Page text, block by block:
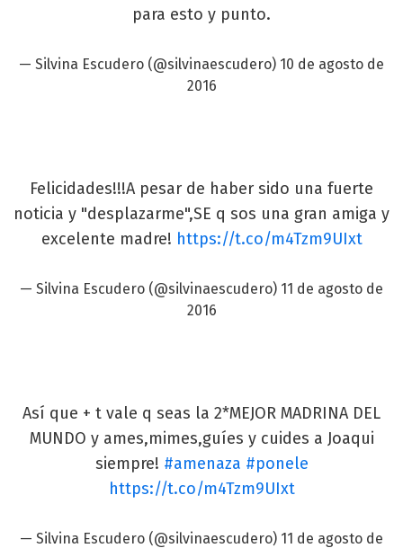
para esto y punto.
— Silvina Escudero (@silvinaescudero) 10 de agosto de
2016
Felicidades!!!A pesar de haber sido una fuerte
noticia y "desplazarme",SE q sos una gran amiga y
excelente madre! https://t.co/m4Tzm9UIxt
— Silvina Escudero (@silvinaescudero) 11 de agosto de
2016
Así que + t vale q seas la 2*MEJOR MADRINA DEL
MUNDO y ames,mimes,guíes y cuides a Joaqui
siempre! #amenaza #ponele
https://t.co/m4Tzm9UIxt
— Silvina Escudero (@silvinaescudero) 11 de agosto de